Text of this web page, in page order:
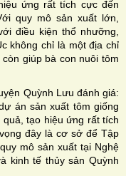
ứng rất tích cực đến
quy mô sản xuất lớn,
điều kiện thổ nhưỡng,
không chỉ là một địa chỉ
giúp bà con nuôi tôm
Quỳnh Lưu đánh giá:
án sản xuất tôm giống
tạo hiệu ứng rất tích
đây là cơ sở để Tập
mô sản xuất tại Nghệ
kinh tế thủy sản Quỳnh